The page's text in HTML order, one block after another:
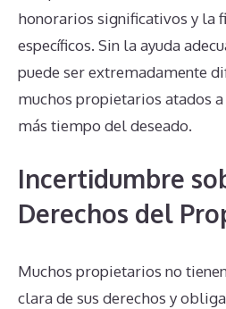
honorarios significativos y la
específicos. Sin la ayuda
puede ser extremadamente
muchos propietarios atados
más tiempo del deseado.
Incertidumbre
Derechos del
Muchos propietarios no
clara de sus derechos y